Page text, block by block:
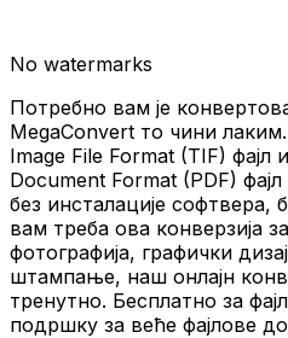
No watermarks
Потребно вам је
MegaConvert то чини
Image File Format (TIF) фајл
Document Format (PDF)
без инсталације софтвера,
вам треба ова конверзија
фотографија, графички
штампање, наш онлајн
тренутно. Бесплатно за
подршку за веће фајлове